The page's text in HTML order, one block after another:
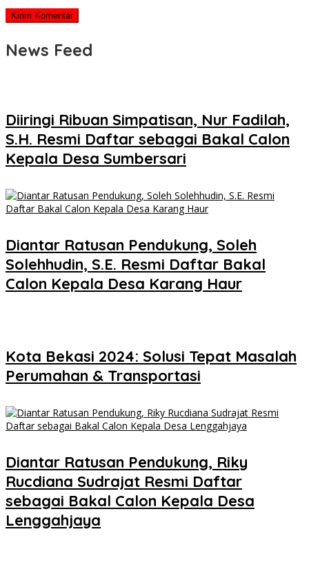
News Feed
Diiringi Ribuan Simpatisan, Nur Fadilah,
S.H. Resmi Daftar sebagai Bakal Calon
Kepala Desa Sumbersari
Diantar Ratusan Pendukung, Soleh
Solehhudin, S.E. Resmi Daftar Bakal
Calon Kepala Desa Karang Haur
Kota Bekasi 2024: Solusi Tepat Masalah
Perumahan & Transportasi
Diantar Ratusan Pendukung, Riky
Rucdiana Sudrajat Resmi Daftar
sebagai Bakal Calon Kepala Desa
Lenggahjaya